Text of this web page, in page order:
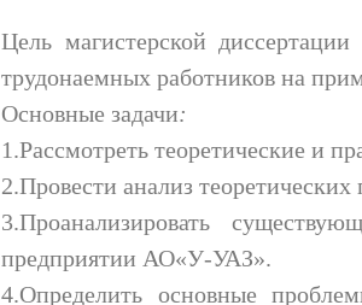
Цель магистерской
трудонаемных работников на
Основные задачи:
1.Рассмотреть теоретические и
2.Провести анализ
3.Проанализировать
предприятии АО«У-УАЗ».
4.Определить основные